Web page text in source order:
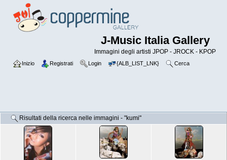
J-Music Italia Gallery
Immagini degli artisti JPOP - JROCK - KPOP
Inizio Registrati Login {ALB_LIST_LNK} Cerca
Risultati della ricerca nelle immagini - "kumi"